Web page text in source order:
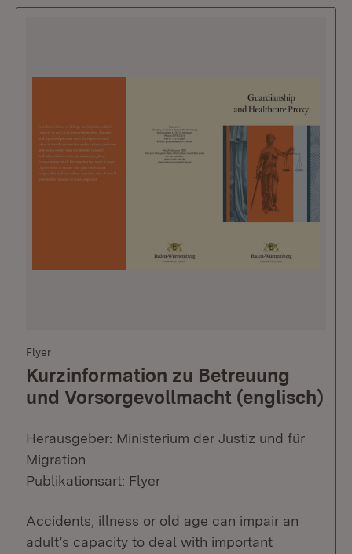
Flyer
Kurzinformation zu Betreuung
und Vorsorgevollmacht (englisch)
Herausgeber: Ministerium der Justiz und für
Migration
Publikationsart: Flyer
Accidents, illness or old age can impair an
adult’s capacity to deal with important